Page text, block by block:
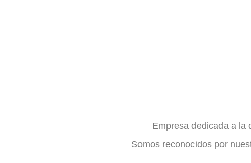
VYV
Empresa dedicada a la
Somos reconocidos por